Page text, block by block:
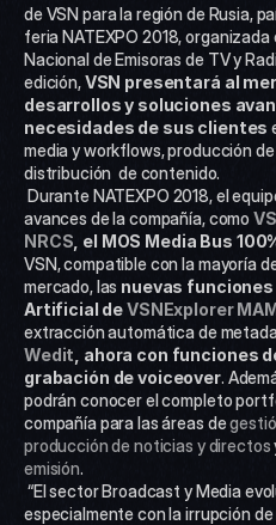
de VSN para la región de Rusia,
feria NATEXPO 2018,
Nacional de Emisoras de TV y
edición, VSN presentará al
desarrollos y soluciones
necesidades de sus clientes
media y workflows, producción
distribución  de contenido.
avances de la compañía, como
NRCS , el MOS Media Bus
VSN, compatible con la mayoría
mercado, las nuevas
Artificial de VSNExplorer
Wedit , ahora con funciones
grabación de voiceover.
podrán conocer el completo
compañía para las áreas de
producción de noticias y directos
emisión.
especialmente con la irrupción